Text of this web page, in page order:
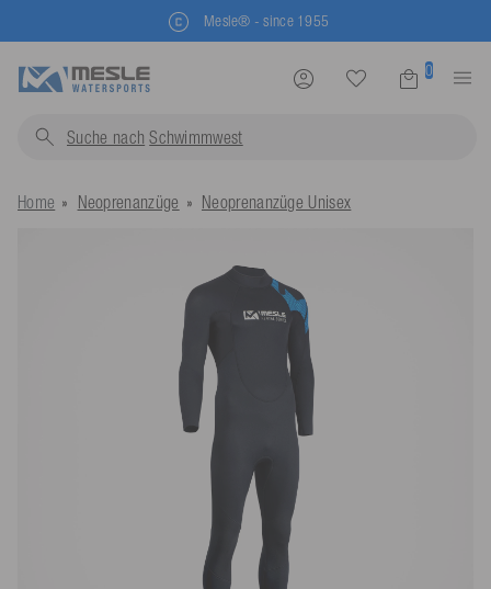
Mesle® - since 1955
0
Suche nach Schwimmwesten...
Home Neoprenanzüge Neoprenanzüge Unisex